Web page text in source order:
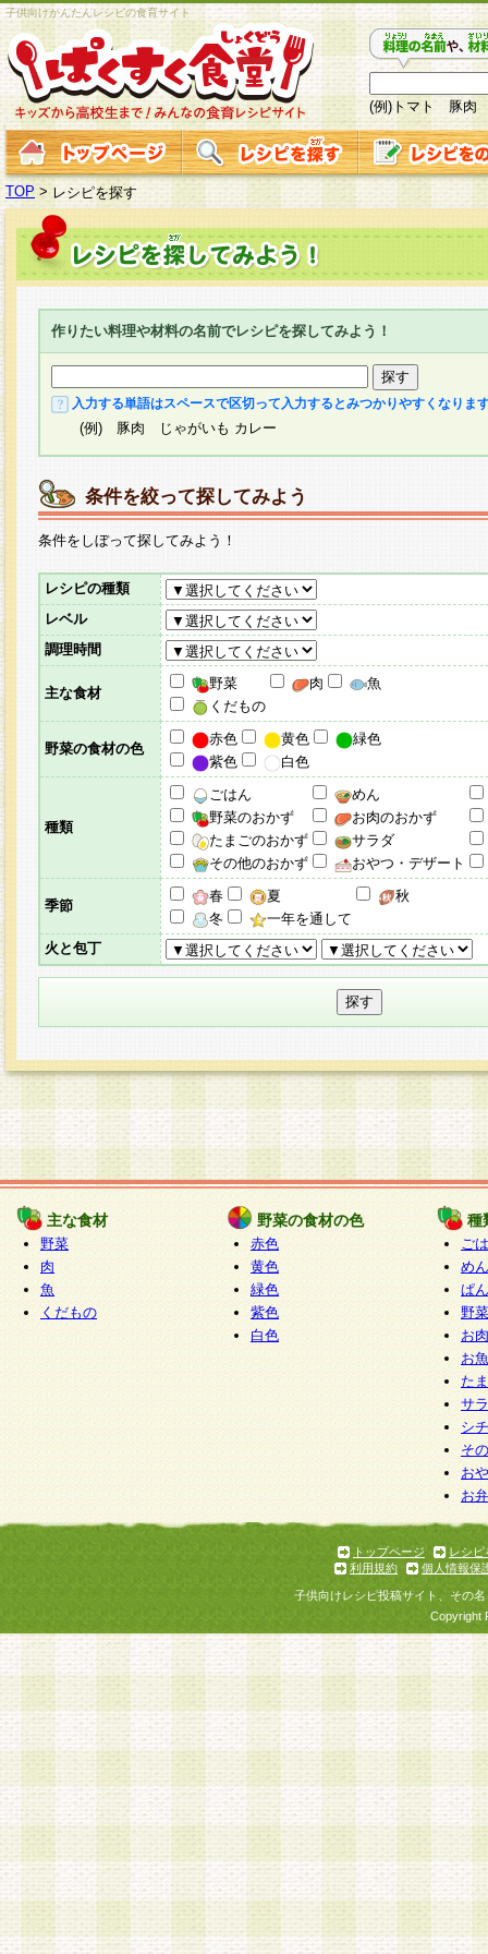
子供向けかんたんレシピの食育サイト
(例)トマト 豚肉
TOP > レシピを探す
作りたい料理や材料の名前でレシピを探してみよう！
入力する単語はスペースで区切って入力するとみつかりやすくなりま
(例) 豚肉 じゃがいも カレー
条件を絞って探してみよう
条件をしぼって探してみよう！
レシピの種類
レベル
調理時間
主な食材
野菜 肉
魚
くだもの
野菜の食材の色
赤色 黄色
緑色
紫色
白色
種類
ごはん
めん
野菜のおかず
お肉のおかず
たまごのおかず
サラダ
その他のおかず
おやつ・デザート
季節
春 夏
秋
冬
一年を通して
火と包丁
主な食材
野菜
肉
魚
くだもの
野菜の食材の色
赤色
黄色
緑色
紫色
白色
種
ご
めん
ぱん
野
お
お
た
サ
シ
そ
お
お
トップページ
レシピ
利用規約
個人情報保
子供向けレシピ投稿サイト、その
Copyright